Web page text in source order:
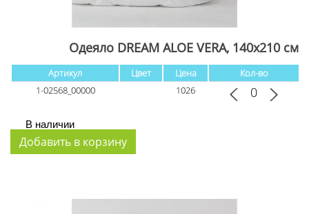
Одеяло DREAM ALOE VERA, 140x210 см
Артикул Цвет Цена
Кол-во
1-02568_00000
1026
В наличии